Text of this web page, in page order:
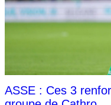
ASSE : Ces 3